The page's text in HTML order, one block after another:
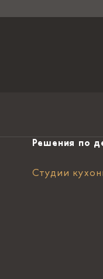
Решения по
Студии